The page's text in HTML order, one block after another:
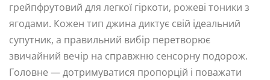
грейпфрутовий для легкої гіркоти, рожеві тоники з
ягодами. Кожен тип джина диктує свій ідеальний
супутник, а правильний вибір перетворює
звичайний вечір на справжню сенсорну подорож.
Головне — дотримуватися пропорцій і поважати